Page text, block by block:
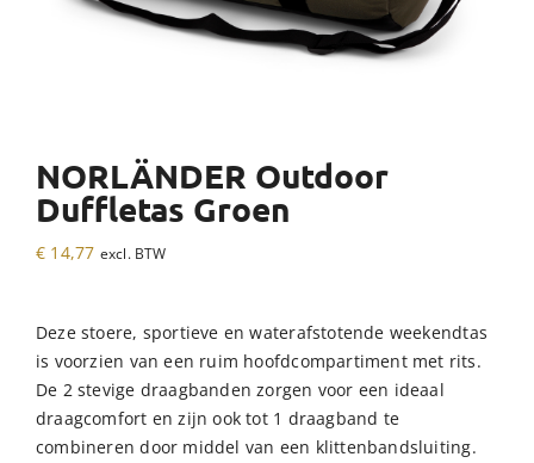
NORLÄNDER Outdoor
Duffletas Groen
€ 14,77 excl. BTW
Deze stoere, sportieve en waterafstotende weekendtas
is voorzien van een ruim hoofdcompartiment met rits.
De 2 stevige draagbanden zorgen voor een ideaal
draagcomfort en zijn ook tot 1 draagband te
combineren door middel van een klittenbandsluiting.